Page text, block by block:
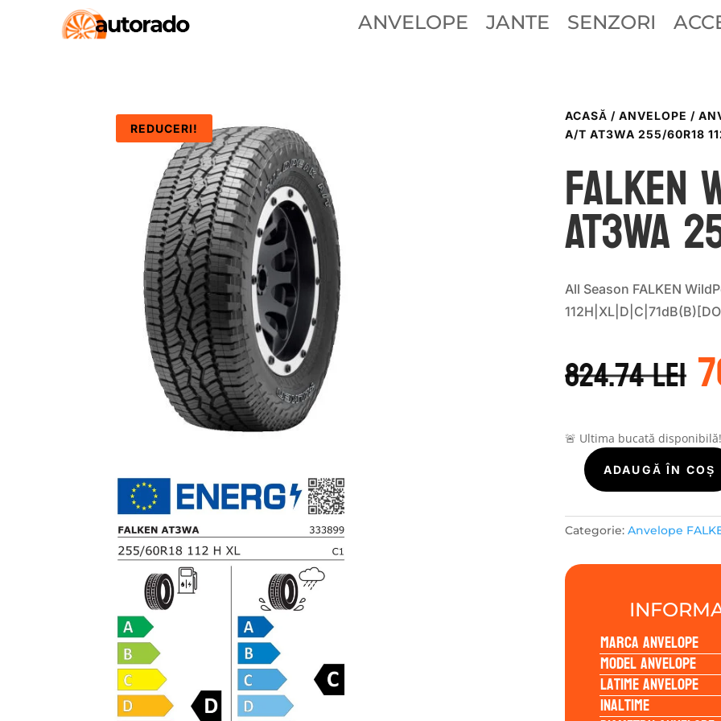
ANVELOPE JANTE SENZORI
REDUCERI!
ACASĂ / ANVELOPE /
A/T AT3WA 255/60R18
Falken
AT3WA
All Season FALKEN
824.74lei a
🚨 Ultima bucată
Cantitate
Falken
WILDPEAK
A/T
255/60R18
112H
ADAUGĂ ÎN COȘ
Categorie: Anvelope
Marca anvelope
Model anvelope
Latime anvelope
Inaltime